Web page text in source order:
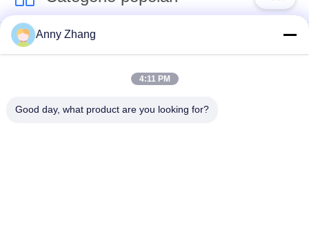
carretto di
trasferimento della
carretto non cingolato
carretto di
Anny Zhang
4:11 PM
Good day, what product are you looking for?